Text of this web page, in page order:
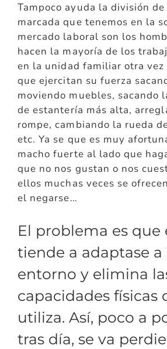
Tampoco ayuda la división
marcada que tenemos en la
mercado laboral son los
hacen la mayoría de los
en la unidad familiar otra vez
que ejercitan su fuerza
moviendo muebles, sacando
de estantería más alta,
rompe, cambiando la rueda
etc. Ya se que es muy
macho fuerte al lado que
que no nos gustan o nos
ellos muchas veces se
el negarse…
El problema es que
tiende a adaptase a
entorno y elimina
capacidades físicas
utiliza. Así, poco a
tras día, se va